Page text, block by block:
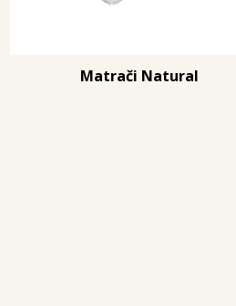
Matrači Natural